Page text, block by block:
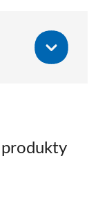
produkty